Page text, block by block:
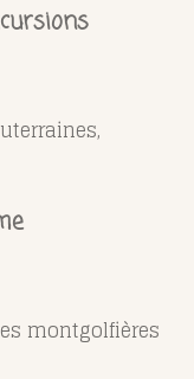
montgolfières